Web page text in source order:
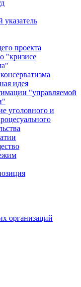
проекта
"кризисе
идея
"управляемой
уголовного и
организаций